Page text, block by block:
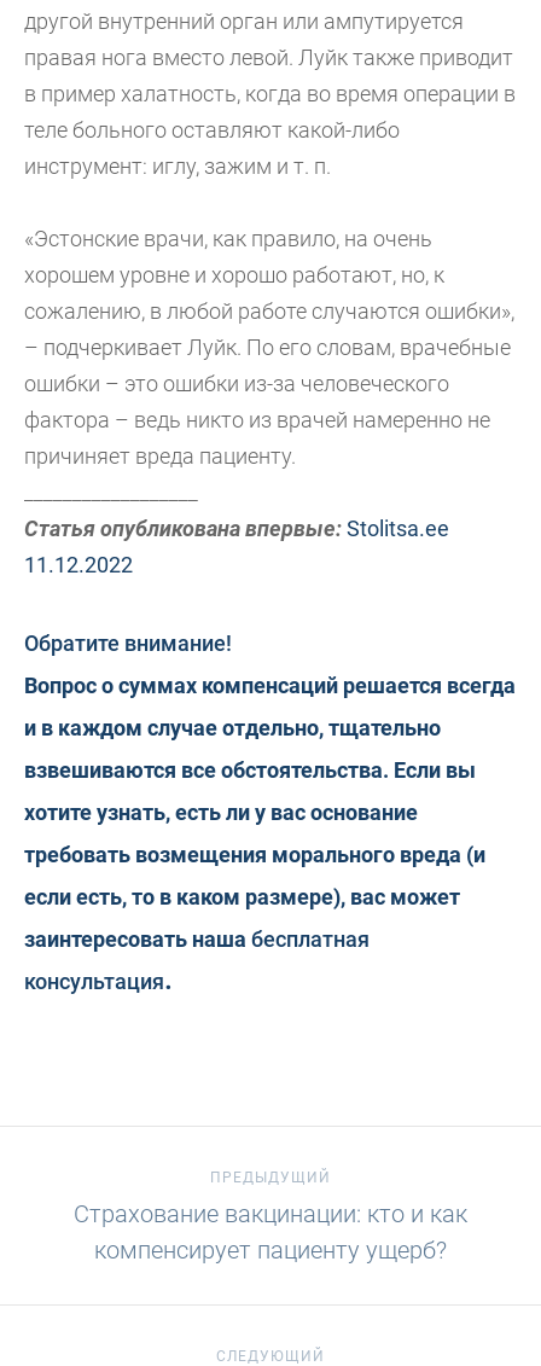
другой внутренний орган или ампутируется
правая нога вместо левой. Луйк также приводит
в пример халатность, когда во время операции в
теле больного оставляют какой-либо
инструмент: иглу, зажим и т. п.
«Эстонские врачи, как правило, на очень
хорошем уровне и хорошо работают, но, к
сожалению, в любой работе случаются ошибки»,
– подчеркивает Луйк. По его словам, врачебные
ошибки – это ошибки из-за человеческого
фактора – ведь никто из врачей намеренно не
причиняет вреда пациенту.
Статья опубликована впервые:Stolitsa.ee
11.12.2022
Обратите внимание!
Вопрос о суммах компенсаций решается всегда
и в каждом случае отдельно, тщательно
взвешиваются все обстоятельства. Если вы
хотите узнать, есть ли у вас основание
требовать возмещения морального вреда (и
если есть, то в каком размере), вас может
заинтересовать наша бесплатная
консультация.
ПРЕДЫДУЩИЙ
Страхование вакцинации: кто и как
компенсирует пациенту ущерб?
СЛЕДУЮЩИЙ